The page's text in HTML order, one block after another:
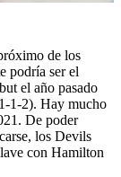
de los
podría ser el
el año pasado
1-2). Hay mucho
De poder
los Devils
con Hamilton